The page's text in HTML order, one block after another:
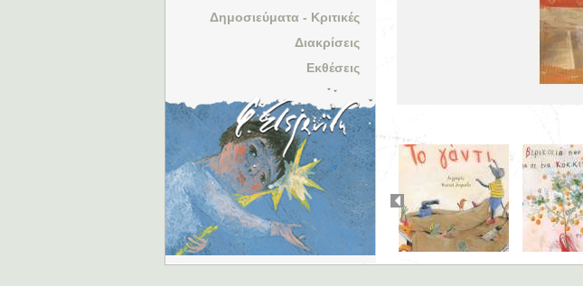
Δημοσιεύματα - Κριτικές
Διακρίσεις
Εκθέσεις